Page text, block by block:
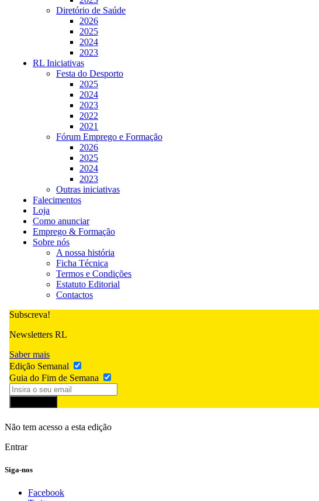
Diretório de Saúde
2026
2025
2024
2023
RL Iniciativas
Festa do Desporto
2025
2024
2023
2022
2021
Fórum Emprego e Formação
2026
2025
2024
2023
Outras iniciativas
Falecimentos
Loja
Como anunciar
Emprego & Formação
Sobre nós
A nossa história
Ficha Técnica
Termos e Condições
Estatuto Editorial
Contactos
Subscreva!
Newsletters RL
Saber mais
Edição Semanal
Guia do Fim de Semana
Não tem acesso a esta edição
Entrar
Siga-nos
Facebook